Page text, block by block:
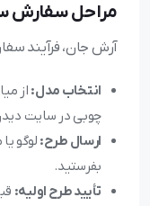
مراحل سفارش
آرش جان، فرآیند
انتخاب مدل:از
چوبی در سایت
ارسال طرح: لوگو
بفرستید.
تأیید طرح اولیه: